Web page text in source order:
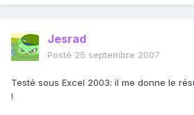
Jesrad
Posté 25 septembre 2007
Testé sous Excel 2003: il me donne le
!